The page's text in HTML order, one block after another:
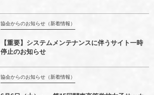
協会からのお知らせ（新着情報）
【重要】システムメンテナンスに伴うサイト一時
停止のお知らせ
協会からのお知らせ（新着情報）